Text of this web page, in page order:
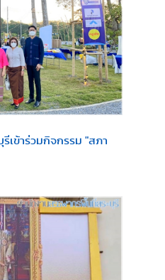
เข้าร่วมกิจกรรม "สภา